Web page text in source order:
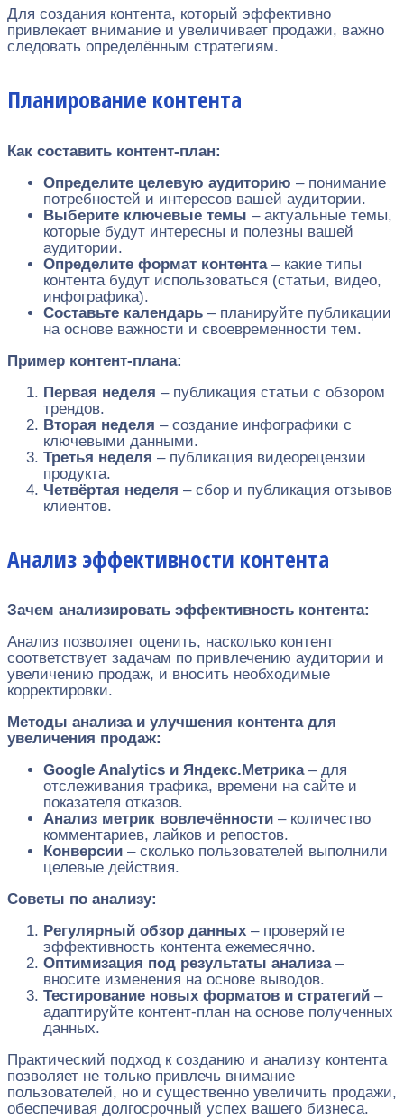
Для создания контента, который эффективно
привлекает внимание и увеличивает продажи, важно
следовать определённым стратегиям.
Планирование контента
Как составить контент-план:
Определите целевую аудиторию – понимание
потребностей и интересов вашей аудитории.
Выберите ключевые темы – актуальные темы,
которые будут интересны и полезны вашей
аудитории.
Определите формат контента– какие типы
контента будут использоваться (статьи, видео,
инфографика).
Составьте календарь – планируйте публикации
на основе важности и своевременности тем.
Пример контент-плана:
Первая неделя – публикация статьи с обзором
трендов.
Вторая неделя – создание инфографики с
ключевыми данными.
Третья неделя – публикация видеорецензии
продукта.
Четвёртая неделя – сбор и публикация отзывов
клиентов.
Анализ эффективности контента
Зачем анализировать эффективность контента:
Анализ позволяет оценить, насколько контент
соответствует задачам по привлечению аудитории и
увеличению продаж, и вносить необходимые
корректировки.
Методы анализа и улучшения контента для
увеличения продаж:
Google Analytics и Яндекс.Метрика– для
отслеживания трафика, времени на сайте и
показателя отказов.
Анализ метрик вовлечённости – количество
комментариев, лайков и репостов.
Конверсии – сколько пользователей выполнили
целевые действия.
Советы по анализу:
Регулярный обзор данных – проверяйте
эффективность контента ежемесячно.
Оптимизация под результаты анализа–
вносите изменения на основе выводов.
Тестирование новых форматов и стратегий –
адаптируйте контент-план на основе полученных
данных.
Практический подход к созданию и анализу контента
позволяет не только привлечь внимание
пользователей, но и существенно увеличить продажи,
обеспечивая долгосрочный успех вашего бизнеса.